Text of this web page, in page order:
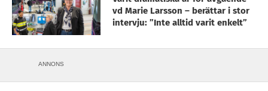
vd Marie Larsson – berättar i stor
intervju: ”Inte alltid varit enkelt”
ANNONS